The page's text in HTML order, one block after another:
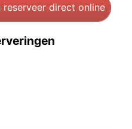
reserveer direct online